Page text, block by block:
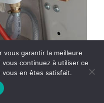
vous garantir la meilleure
continuez à utiliser ce
en êtes satisfait.